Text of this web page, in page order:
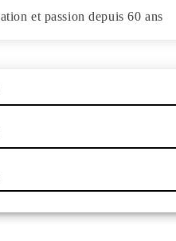
et passion depuis 60 ans